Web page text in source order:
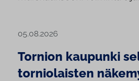
05.08.2026
Tornion kaupunki
torniolaisten